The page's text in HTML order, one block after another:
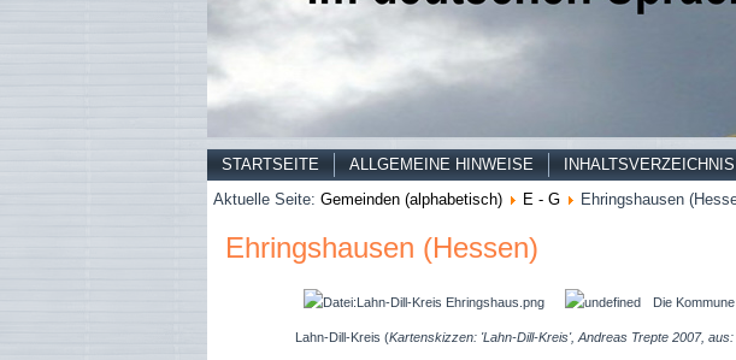
STARTSEITE ALLGEMEINE HINWEISE INHALTSVERZEICHNIS
Aktuelle Seite: Gemeinden (alphabetisch) E - G Ehringshausen
Ehringshausen (Hessen)
Die
Lahn-Dill-Kreis (Kartenskizzen: 'Lahn-Dill-Kreis', Andreas Trepte 2007,